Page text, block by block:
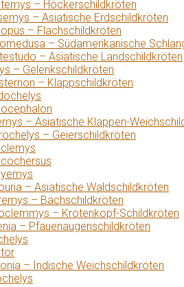
– Höckerschildkröten
– Asiatische Erdschildkröten
– Flachschildkröten
– Südamerikanische
– Asiatische Landschildkröten
– Gelenkschildkröten
– Klappschildkröten
– Asiatische Klappen-
– Geierschildkröten
– Asiatische Waldschildkröten
– Bachschildkröten
– Krötenkopf-Schildkröten
– Pfauenaugenschildkröten
– Indische Weichschildkröten